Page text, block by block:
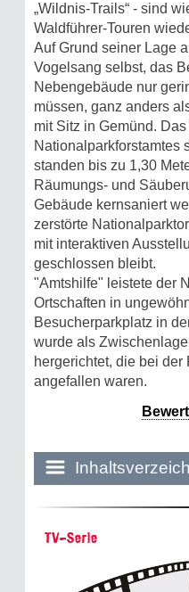
„Wildnis-Trails“ - sind
Waldführer-Touren
Auf Grund seiner Lage
Vogelsang selbst, das
Nebengebäude nur
müssen, ganz anders
mit Sitz in Gemünd.
Nationalparkforstamtes
standen bis zu 1,30
Räumungs- und
Gebäude kernsaniert
zerstörte
mit interaktiven
geschlossen bleibt.
"Amtshilfe" leistete der
Ortschaften in
Besucherparkplatz in
wurde als
hergerichtet, die bei
angefallen waren.
TV-Serie